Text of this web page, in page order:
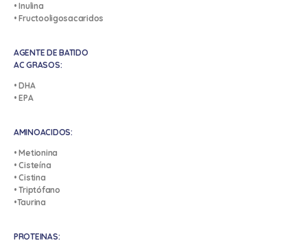
• Inulina
• Fructooligosacaridos
AGENTE DE BATIDO
AC GRASOS:
• DHA
• EPA
AMINOACIDOS:
• Metionina
• Cisteína
• Cistina
• Triptófano
•Taurina
PROTEINAS: